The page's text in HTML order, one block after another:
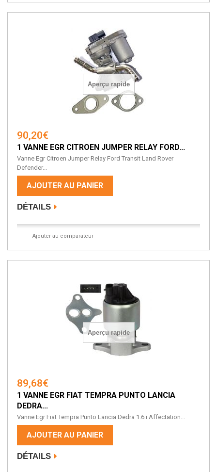
Aperçu rapide
90,20€
1 VANNE EGR CITROEN JUMPER RELAY FORD...
Vanne Egr Citroen Jumper Relay Ford Transit Land Rover
Defender...
AJOUTER AU PANIER
DÉTAILS
Ajouter au comparateur
Aperçu rapide
89,68€
1 VANNE EGR FIAT TEMPRA PUNTO LANCIA
DEDRA...
Vanne Egr Fiat Tempra Punto Lancia Dedra 1.6 i Affectation...
AJOUTER AU PANIER
DÉTAILS